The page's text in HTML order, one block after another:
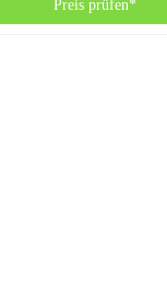
Preis prüfen*